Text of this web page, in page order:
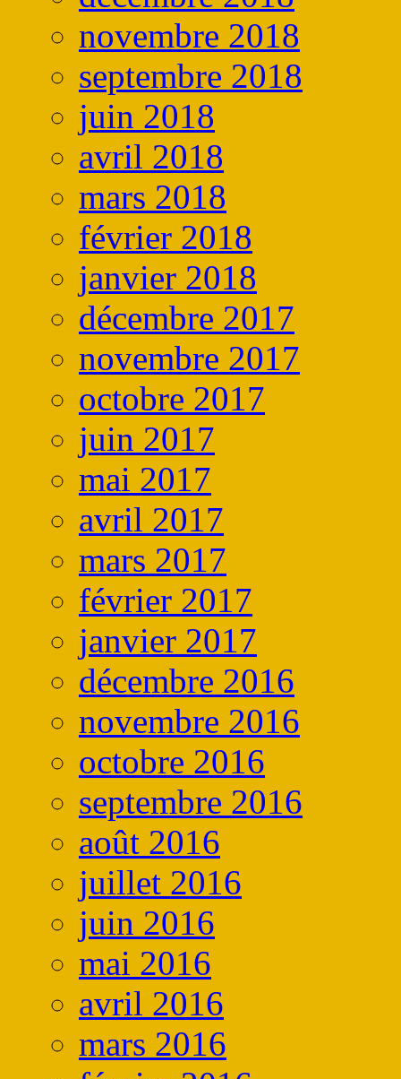
novembre 2018
septembre 2018
juin 2018
avril 2018
mars 2018
février 2018
janvier 2018
décembre 2017
novembre 2017
octobre 2017
juin 2017
mai 2017
avril 2017
mars 2017
février 2017
janvier 2017
décembre 2016
novembre 2016
octobre 2016
septembre 2016
août 2016
juillet 2016
juin 2016
mai 2016
avril 2016
mars 2016